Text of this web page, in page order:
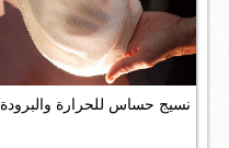
نسيج حساس للحرارة والبرودة